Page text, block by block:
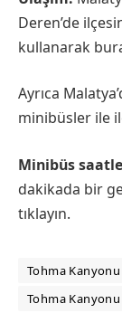
Deren’de
kullanarak
Ayrıca
minibüsler ile
Minibüs
dakikada bir
tıklayın.
Tohma Kanyonu
Tohma